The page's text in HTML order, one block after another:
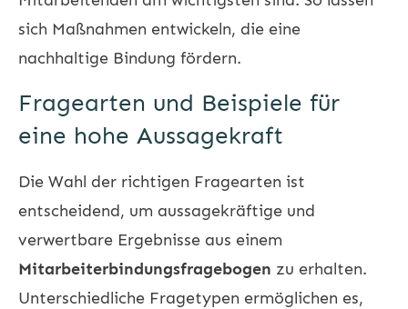
sich Maßnahmen entwickeln, die eine
nachhaltige Bindung fördern.
Fragearten und Beispiele für
eine hohe Aussagekraft
Die Wahl der richtigen Fragearten ist
entscheidend, um aussagekräftige und
verwertbare Ergebnisse aus einem
Mitarbeiterbindungsfragebogen zu erhalten.
Unterschiedliche Fragetypen ermöglichen es,